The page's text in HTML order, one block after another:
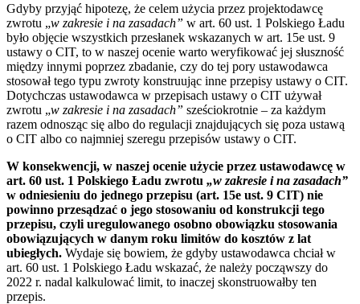
Gdyby przyjąć hipotezę, że celem użycia przez projektodawcę
zwrotu „w zakresie i na zasadach” w art. 60 ust. 1 Polskiego Ładu
było objęcie wszystkich przesłanek wskazanych w art. 15e ust. 9
ustawy o CIT, to w naszej ocenie warto weryfikować jej słuszność
między innymi poprzez zbadanie, czy do tej pory ustawodawca
stosował tego typu zwroty konstruując inne przepisy ustawy o CIT.
Dotychczas ustawodawca w przepisach ustawy o CIT używał
zwrotu „w zakresie i na zasadach” sześciokrotnie – za każdym
razem odnosząc się albo do regulacji znajdujących się poza ustawą
o CIT albo co najmniej szeregu przepisów ustawy o CIT.
W konsekwencji, w naszej ocenie użycie przez ustawodawcę w
art. 60 ust. 1 Polskiego Ładu zwrotu „w zakresie i na zasadach”
w odniesieniu do jednego przepisu (art. 15e ust. 9 CIT) nie
powinno przesądzać o jego stosowaniu od konstrukcji tego
przepisu, czyli uregulowanego osobno obowiązku stosowania
obowiązujących w danym roku limitów do kosztów z lat
ubiegłych. Wydaje się bowiem, że gdyby ustawodawca chciał w
art. 60 ust. 1 Polskiego Ładu wskazać, że należy począwszy do
2022 r. nadal kalkulować limit, to inaczej skonstruowałby ten
przepis.